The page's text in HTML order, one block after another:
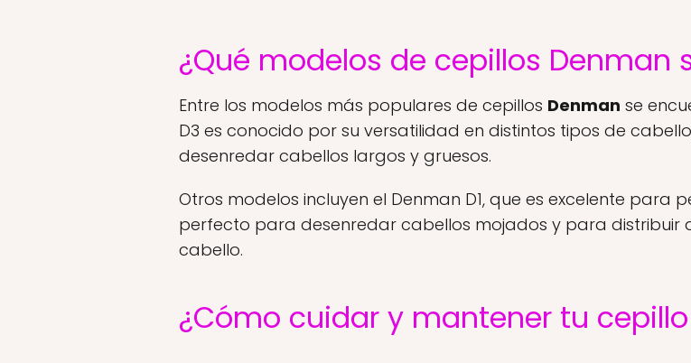
¿Qué modelos de cepillos Denman
Entre los modelos más populares de cepillos Denman se
D3 es conocido por su versatilidad en distintos tipos de
desenredar cabellos largos y gruesos.
Otros modelos incluyen el Denman D1, que es excelente para
perfecto para desenredar cabellos mojados y para distribuir
cabello.
¿Cómo cuidar y mantener tu